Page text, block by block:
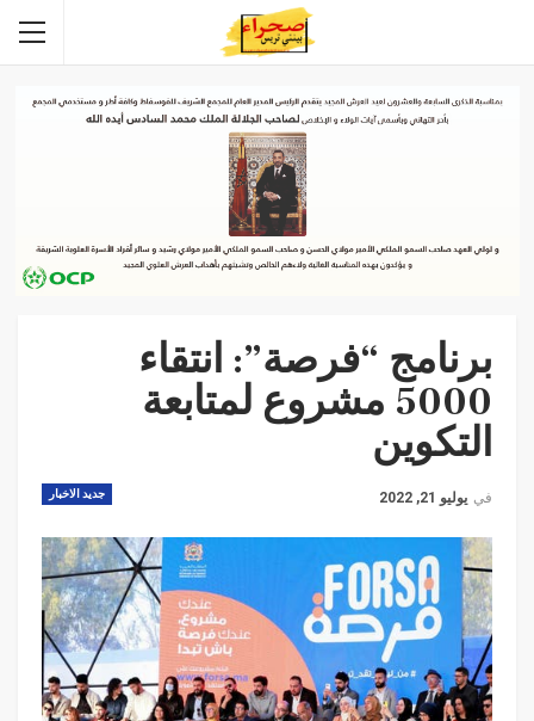
برنامج “فرصة”: انتقاء
5000 مشروع لمتابعة
التكوين
جديد الاخبار في يوليو 21, 2022